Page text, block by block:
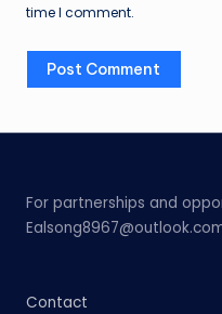
time I comment.
For partnerships and
Contact